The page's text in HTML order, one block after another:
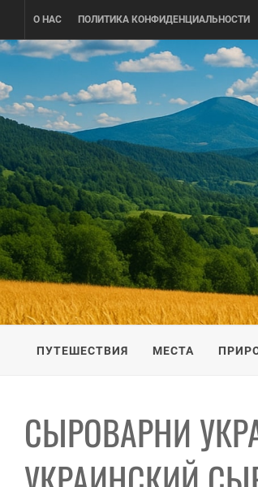
content
О НАС ПОЛИТИКА КОНФИДЕНЦИАЛЬНОСТИ
ПУТЕШЕСТВИЕ ПО УКРАИНЕ
ПУТЕШЕСТВИЯ МЕСТА
СЫРОВАРНИ